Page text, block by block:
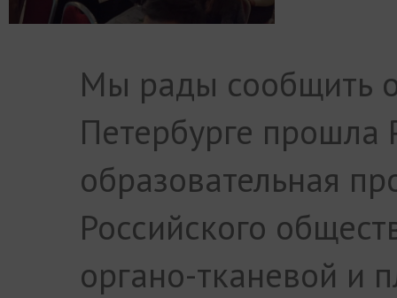
Мы рады сообщить
Петербурге прошла
образовательная
Российского
органо-тканевой и